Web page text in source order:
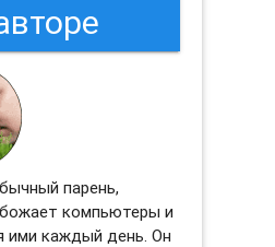
парень,
компьютеры и
ими каждый день. Он